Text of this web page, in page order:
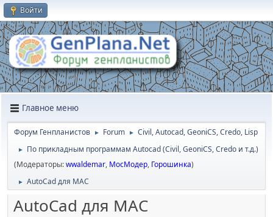
Войти
Главное меню
Форум Генпланистов ► Forum ► Civil, Autocad, GeoniCS, Credo, Lisp
►
По прикладным программам Autocad (Civil, GeoniCS, Credo и т.д.)
(Модераторы:wwaldemar, МосМодер, Горошинка)
► AutoCad для МАС
AutoCad для МАС